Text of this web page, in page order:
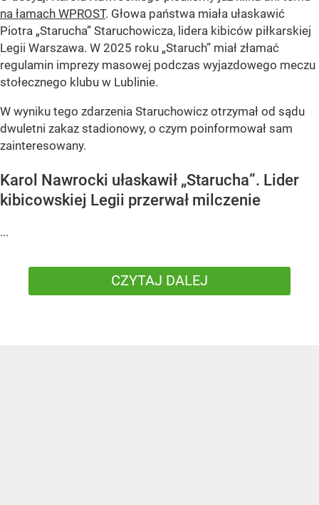
na łamach WPROST. Głowa państwa miała ułaskawić
Piotra „Starucha” Staruchowicza, lidera kibiców piłkarskiej
Legii Warszawa. W 2025 roku „Staruch” miał złamać
regulamin imprezy masowej podczas wyjazdowego meczu
stołecznego klubu w Lublinie.
W wyniku tego zdarzenia Staruchowicz otrzymał od sądu
dwuletni zakaz stadionowy, o czym poinformował sam
zainteresowany.
Karol Nawrocki ułaskawił „Starucha”. Lider
kibicowskiej Legii przerwał milczenie
...
CZYTAJ DALEJ